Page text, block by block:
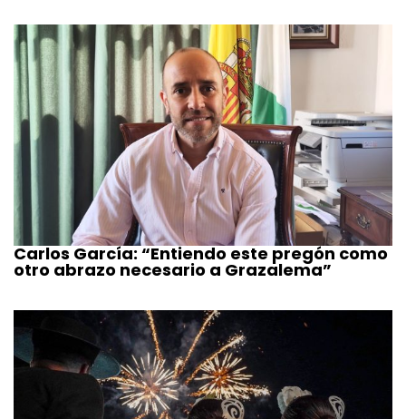
Carlos García: “Entiendo este pregón como
otro abrazo necesario a Grazalema”